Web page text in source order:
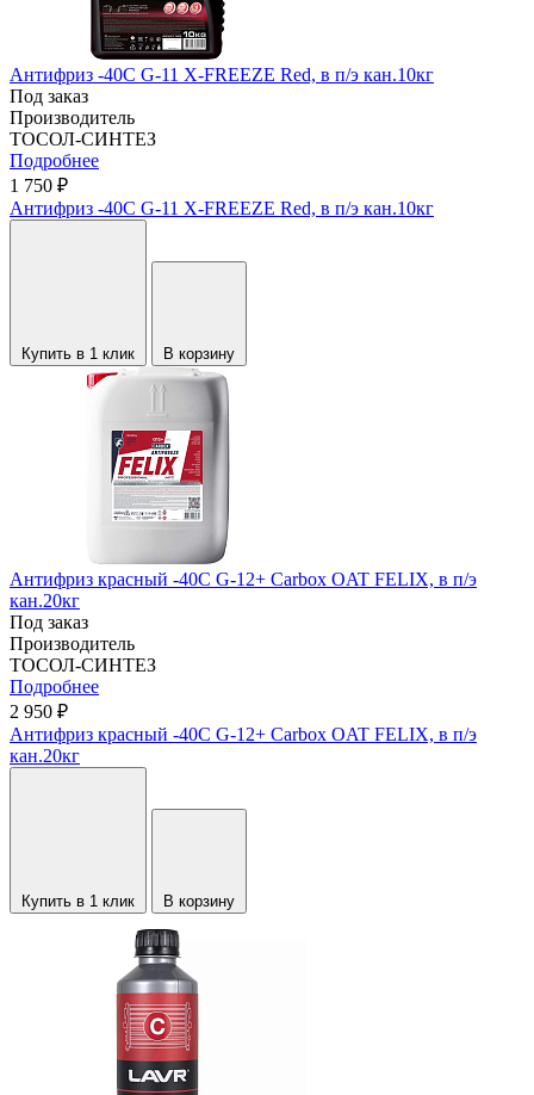
Антифриз -40С G-11 X-FREEZE Red, в п/э кан.10кг
Под заказ
Производитель
ТОСОЛ-СИНТЕЗ
Подробнее
1 750 ₽
Антифриз -40С G-11 X-FREEZE Red, в п/э кан.10кг
Купить в 1 клик В корзину
Антифриз красный -40С G-12+ Carbox OAT FELIX, в п/э
кан.20кг
Под заказ
Производитель
ТОСОЛ-СИНТЕЗ
Подробнее
2 950 ₽
Антифриз красный -40С G-12+ Carbox OAT FELIX, в п/э
кан.20кг
Купить в 1 клик В корзину